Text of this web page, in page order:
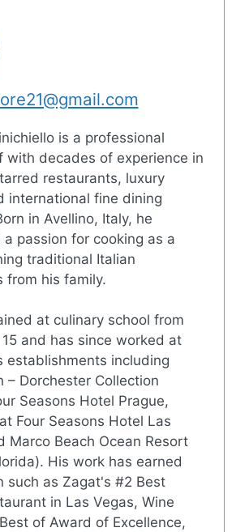
is a professional
with decades of experience in
restaurants, luxury
international fine dining
in Avellino, Italy, he
a passion for cooking as a
traditional Italian
from his family.
at culinary school from
and has since worked at
establishments including
– Dorchester Collection
Seasons Hotel Prague,
Four Seasons Hotel Las
Marco Beach Ocean Resort
His work has earned
such as Zagat's #2 Best
in Las Vegas, Wine
of Award of Excellence,